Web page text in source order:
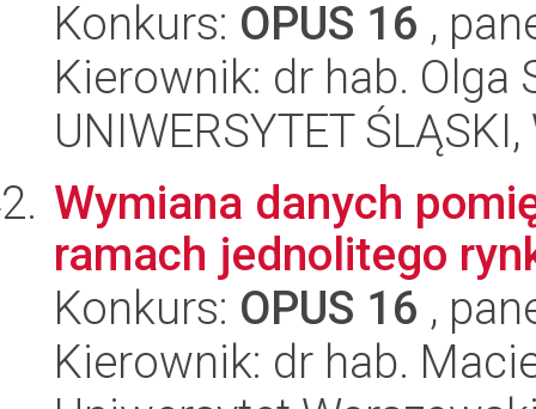
Konkurs: OPUS 16 ,
Kierownik: dr hab. Olga
UNIWERSYTET
Wymiana danych
ramach jednolitego
Konkurs: OPUS 16 ,
Kierownik: dr hab.